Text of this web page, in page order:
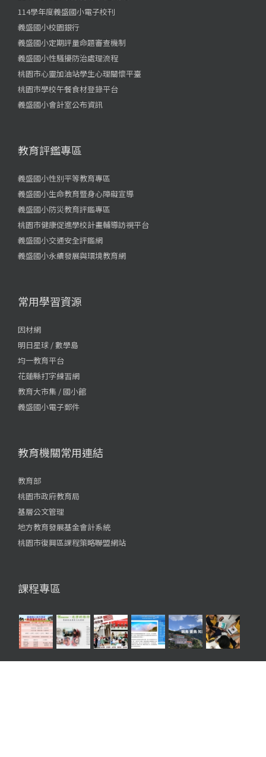
114學年度義盛國小電子校刊
義盛國小校園銀行
義盛國小定期評量命題審查機制
義盛國小性騷擾防治處理流程
桃園市心靈加油站學生心理關懷平臺
桃園市學校午餐食材登錄平台
義盛國小會計室公布資訊
教育評鑑專區
義盛國小性別平等教育專區
義盛國小生命教育暨身心障礙宣導
義盛國小防災教育評鑑專區
桃園市健康促進學校計畫輔導訪視平台
義盛國小交通安全評鑑網
義盛國小永續發展與環境教育網
常用學習資源
因材網
明日星球 / 數學島
均一教育平台
花蓮縣打字練習網
教育大市集 / 國小館
義盛國小電子郵件
教育機關常用連結
教育部
桃園市政府教育局
基層公文管理
地方教育發展基金會計系統
桃園市復興區課程策略聯盟網站
課程專區